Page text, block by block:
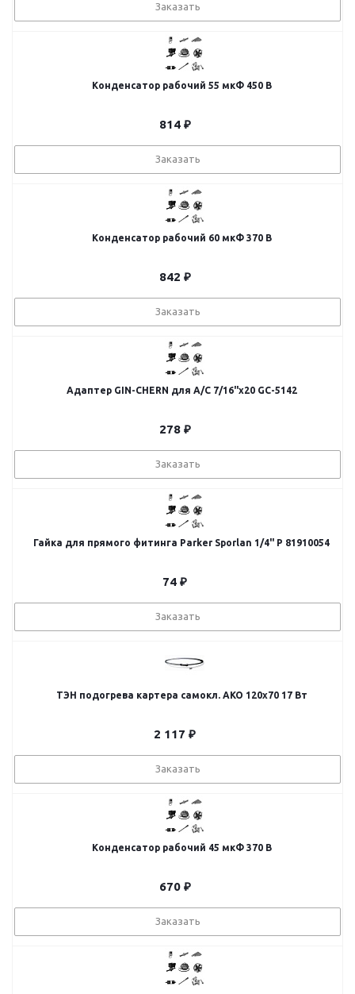
Заказать
Конденсатор рабочий 55 мкФ 450 В
814₽
Заказать
Конденсатор рабочий 60 мкФ 370 В
842 ₽
Заказать
Адаптер GIN-CHERN для A/C 7/16"х20 GC-5142
278₽
Заказать
Гайка для прямого фитинга Parker Sporlan 1/4" P 81910054
74 ₽
Заказать
ТЭН подогрева картера самокл. AKO 120х70 17 Вт
2 117 ₽
Заказать
Конденсатор рабочий 45 мкФ 370 В
670₽
Заказать